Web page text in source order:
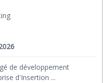
de développement
d'Insertion ...